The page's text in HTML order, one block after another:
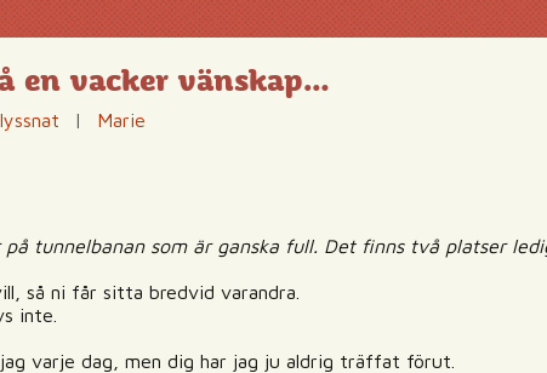
en vacker vänskap…
|
Marie
på tunnelbanan som är ganska full. Det finns två platser
så ni får sitta bredvid varandra.
inte.
jag varje dag, men dig har jag ju aldrig träffat förut.